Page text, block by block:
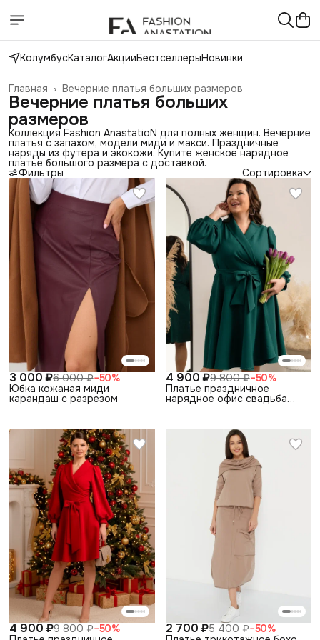
КолумбусКаталогАкцииБестселлерыНовинки
Вечерние платья больших размеров
Главная ›
Вечерние платья больших
размеров
Коллекция Fashion AnastatioN для полных женщин. Вечерние
платья с запахом, модели миди и макси. Праздничные
наряды из футера и экокожи. Купите женское нарядное
платье большого размера с доставкой.
Фильтры Сортировка
3 000 ₽6 000 ₽−50%
Юбка кожаная миди
карандаш с разрезом
4 900 ₽9 800 ₽−50%
Платье праздничное
нарядное офис свадьба
4 900 ₽9 800 ₽−50%
2 700 ₽5 400 ₽−50%